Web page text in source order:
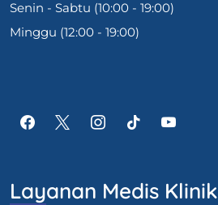
Senin - Sabtu (10:00 - 19:00)
Minggu (12:00 - 19:00)
Layanan Medis Klinik